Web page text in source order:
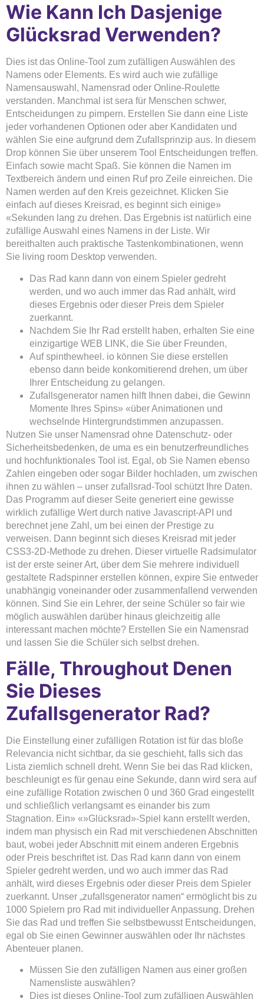
Wie Kann Ich Dasjenige
Glücksrad Verwenden?
Dies ist das Online-Tool zum zufälligen Auswählen des
Namens oder Elements. Es wird auch wie zufällige
Namensauswahl, Namensrad oder Online-Roulette
verstanden. Manchmal ist sera für Menschen schwer,
Entscheidungen zu pimpern. Erstellen Sie dann eine Liste
jeder vorhandenen Optionen oder aber Kandidaten und
wählen Sie eine aufgrund dem Zufallsprinzip aus. In diesem
Drop können Sie über unserem Tool Entscheidungen treffen.
Einfach sowie macht Spaß. Sie können die Namen im
Textbereich ändern und einen Ruf pro Zeile einreichen. Die
Namen werden auf den Kreis gezeichnet. Klicken Sie
einfach auf dieses Kreisrad, es beginnt sich einige»
«Sekunden lang zu drehen. Das Ergebnis ist natürlich eine
zufällige Auswahl eines Namens in der Liste. Wir
bereithalten auch praktische Tastenkombinationen, wenn
Sie living room Desktop verwenden.
Das Rad kann dann von einem Spieler gedreht
werden, und wo auch immer das Rad anhält, wird
dieses Ergebnis oder dieser Preis dem Spieler
zuerkannt.
Nachdem Sie Ihr Rad erstellt haben, erhalten Sie eine
einzigartige WEB LINK, die Sie über Freunden,
Auf spinthewheel. io können Sie diese erstellen
ebenso dann beide konkomitierend drehen, um über
Ihrer Entscheidung zu gelangen.
Zufallsgenerator namen hilft Ihnen dabei, die Gewinn
Momente Ihres Spins» «über Animationen und
wechselnde Hintergrundstimmen anzupassen.
Nutzen Sie unser Namensrad ohne Datenschutz- oder
Sicherheitsbedenken, de uma es ein benutzerfreundliches
und hochfunktionales Tool ist. Egal, ob Sie Namen ebenso
Zahlen eingeben oder sogar Bilder hochladen, um zwischen
ihnen zu wählen – unser zufallsrad-Tool schützt Ihre Daten.
Das Programm auf dieser Seite generiert eine gewisse
wirklich zufällige Wert durch native Javascript-API und
berechnet jene Zahl, um bei einen der Prestige zu
verweisen. Dann beginnt sich dieses Kreisrad mit jeder
CSS3-2D-Methode zu drehen. Dieser virtuelle Radsimulator
ist der erste seiner Art, über dem Sie mehrere individuell
gestaltete Radspinner erstellen können, expire Sie entweder
unabhängig voneinander oder zusammenfallend verwenden
können. Sind Sie ein Lehrer, der seine Schüler so fair wie
möglich auswählen darüber hinaus gleichzeitig alle
interessant machen möchte? Erstellen Sie ein Namensrad
und lassen Sie die Schüler sich selbst drehen.
Fälle, Throughout Denen
Sie Dieses
Zufallsgenerator Rad?
Die Einstellung einer zufälligen Rotation ist für das bloße
Relevancia nicht sichtbar, da sie geschieht, falls sich das
Lista ziemlich schnell dreht. Wenn Sie bei das Rad klicken,
beschleunigt es für genau eine Sekunde, dann wird sera auf
eine zufällige Rotation zwischen 0 und 360 Grad eingestellt
und schließlich verlangsamt es einander bis zum
Stagnation. Ein» «»Glücksrad»-Spiel kann erstellt werden,
indem man physisch ein Rad mit verschiedenen Abschnitten
baut, wobei jeder Abschnitt mit einem anderen Ergebnis
oder Preis beschriftet ist. Das Rad kann dann von einem
Spieler gedreht werden, und wo auch immer das Rad
anhält, wird dieses Ergebnis oder dieser Preis dem Spieler
zuerkannt. Unser „zufallsgenerator namen“ ermöglicht bis zu
1000 Spielern pro Rad mit individueller Anpassung. Drehen
Sie das Rad und treffen Sie selbstbewusst Entscheidungen,
egal ob Sie einen Gewinner auswählen oder Ihr nächstes
Abenteuer planen.
Müssen Sie den zufälligen Namen aus einer großen
Namensliste auswählen?
Dies ist dieses Online-Tool zum zufälligen Auswählen